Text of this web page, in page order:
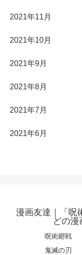
2021年11月
2021年10月
2021年9月
2021年8月
2021年7月
2021年6月
漫画友達｜「呪
どの
呪術廻戦
鬼滅の刃